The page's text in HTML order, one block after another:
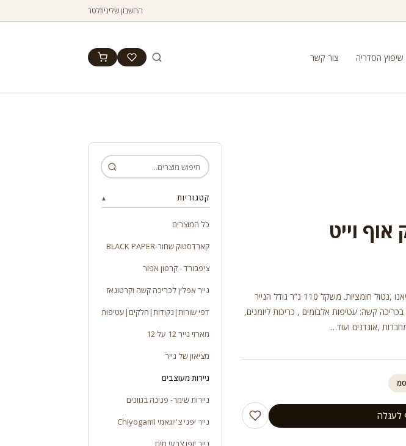
החשבון שליניוזלטר
שיפוץ הסדריה צור קשר
אוף וייט
נייר איטלקי מעוצב נטול עץ -פבריאנו ,נטול חומציות. משקל 110 ג”ר גודל הנייר
בכריכה קשה: עטיפות אלבומים , כריכות ליומנים,
,אוגדנים ועוד…
לעגלה
קטגוריות ▲
כל המוצרים
קארדסטוק שחור-BLACK PAPER
ציפבורד - קרטון אפור
נייר אפלין לכריכה קשה וקרטונאז
דפי שורות|נקודות|חלקים|עטיפות
מארזי נייר 12 על 12
מציאון של נייר
ניירות מעוצבים
ניירות שימר- פנינה בגוונים
נייר יפני צ'יוגאמי Chiyogami
נייר יופו צבעי מים